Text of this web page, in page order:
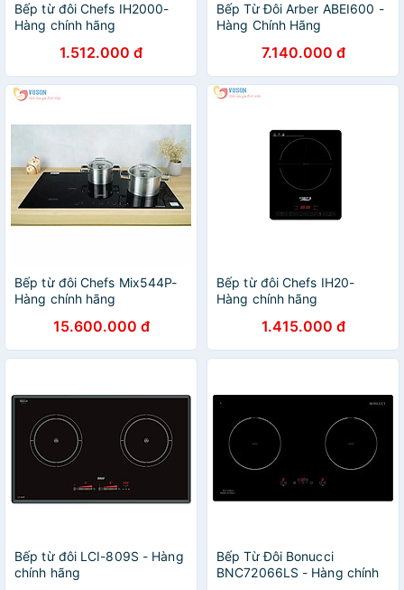
Bếp từ đôi Chefs IH2000-
Hàng chính hãng
1.512.000 đ
Bếp Từ Đôi Arber ABEI600 -
Hàng Chính Hãng
7.140.000 đ
Bếp từ đôi Chefs Mix544P-
Hàng chính hãng
15.600.000 đ
Bếp từ đôi Chefs IH20-
Hàng chính hãng
1.415.000 đ
Bếp từ đôi LCI-809S - Hàng
chính hãng
Bếp Từ Đôi Bonucci
BNC72066LS - Hàng chính